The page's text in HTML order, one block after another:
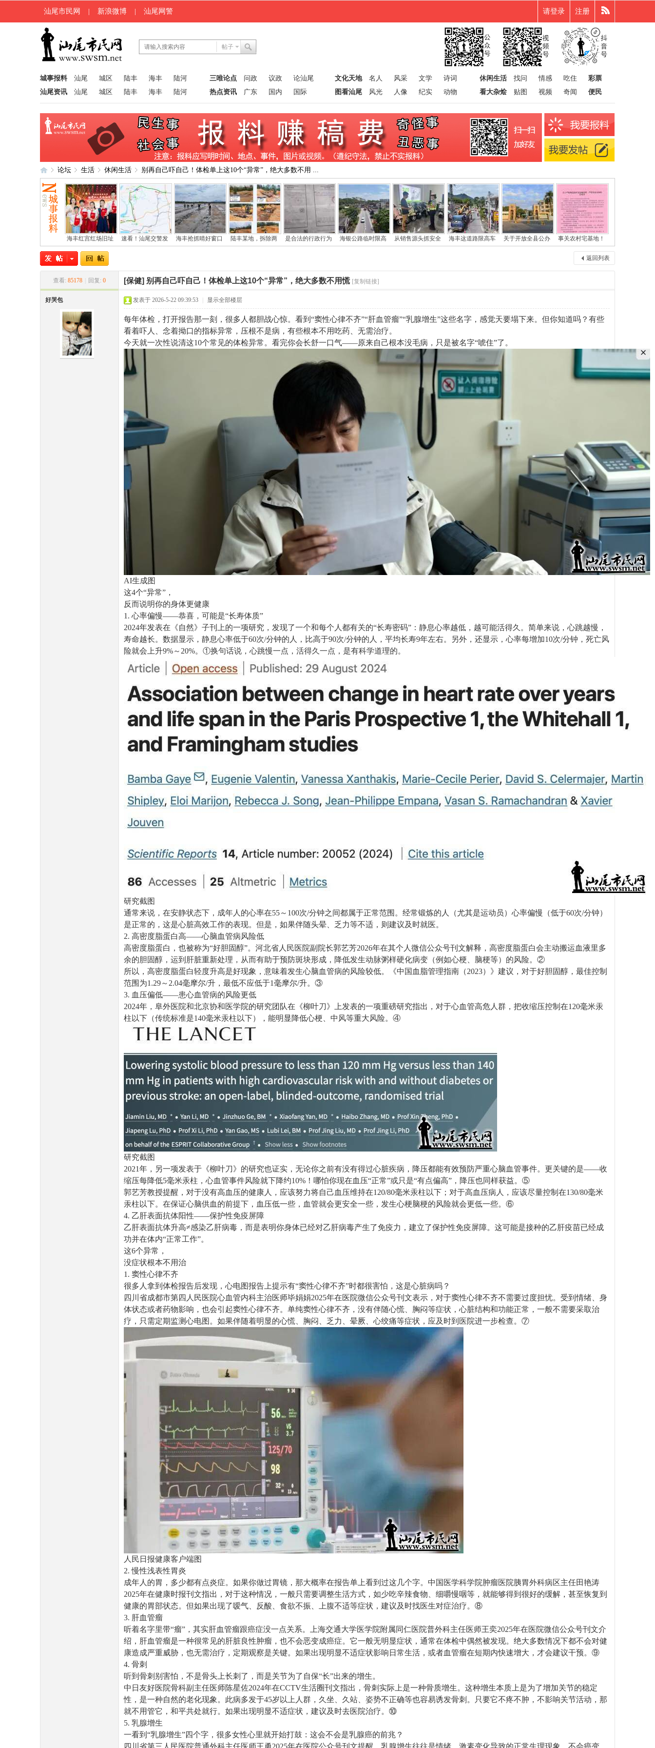
汕尾市民网 | 新浪微博 | 汕尾网警 请登录 注册
帖子
城事报料 汕尾 城区 陆丰 海丰
陆河
汕尾资讯
汕尾 城区 陆丰 海丰 陆河
三唯论点 问政 议政
论汕尾
热点资讯
广东 国内 国际
文化天地 名人 风采 文学
诗词
图看汕尾
风光 人像 纪实 动物
休闲生活 找问 情感 吃住
彩票
看大杂烩
贴图 视频 奇闻 便民
»
论坛
›
生活
›
休闲生活
›
别再自己吓自己！体检单上这10个“异常”，绝大多数不用 ...
海丰红宫红场旧址 速看！汕尾交警发 海丰抢抓晴好窗口 陆丰某地，拆除两 是合法的行政行为 海银公路临时限高 从销售源头抓安全 海丰这道路限高车 关于开放全县公办 事关农村宅基地！
返回列表
查看: 85178 回复: 0 [保健] 别再自己吓自己！体检单上这10个“异常”，绝大多数不用慌 [复制链接]
好哭包 发表于 2026-5-22 09:39:53 显示全部楼层
每年体检，打开报告那一刻，很多人都胆战心惊。看到“窦性心律不齐”“肝血管瘤”“乳腺增生”这些名字，感觉天要塌下来。但你知道吗？有些
看着吓人、念着拗口的指标异常，压根不是病，有些根本不用吃药、无需治疗。
今天就一次性说清这10个常见的体检异常。看完你会长舒一口气——原来自己根本没毛病，只是被名字“唬住”了。
AI生成图
这4个“异常”，
反而说明你的身体更健康
1. 心率偏慢——恭喜，可能是“长寿体质”
2024年发表在《自然》子刊上的一项研究，发现了一个和每个人都有关的“长寿密码”：静息心率越低，越可能活得久。简单来说，心跳越慢，
寿命越长。数据显示，静息心率低于60次/分钟的人，比高于90次/分钟的人，平均长寿9年左右。另外，还显示，心率每增加10次/分钟，死亡风
险就会上升9%～20%。①换句话说，心跳慢一点，活得久一点，是有科学道理的。
研究截图
通常来说，在安静状态下，成年人的心率在55～100次/分钟之间都属于正常范围。经常锻炼的人（尤其是运动员）心率偏慢（低于60次/分钟）
是正常的，这是心脏高效工作的表现。但是，如果伴随头晕、乏力等不适，则建议及时就医。
2. 高密度脂蛋白高——心脑血管病风险低
高密度脂蛋白，也被称为“好胆固醇”。河北省人民医院副院长郭艺芳2026年在其个人微信公众号刊文解释，高密度脂蛋白会主动搬运血液里多
余的胆固醇，运到肝脏重新处理，从而有助于预防斑块形成，降低发生动脉粥样硬化病变（例如心梗、脑梗等）的风险。②
所以，高密度脂蛋白轻度升高是好现象，意味着发生心脑血管病的风险较低。《中国血脂管理指南（2023）》建议，对于好胆固醇，最佳控制
范围为1.29～2.04毫摩尔/升，最低不应低于1毫摩尔/升。③
3. 血压偏低——患心血管病的风险更低
2024年，阜外医院和北京协和医学院的研究团队在《柳叶刀》上发表的一项重磅研究指出，对于心血管高危人群，把收缩压控制在120毫米汞
柱以下（传统标准是140毫米汞柱以下），能明显降低心梗、中风等重大风险。④
研究截图
2021年，另一项发表于《柳叶刀》的研究也证实，无论你之前有没有得过心脏疾病，降压都能有效预防严重心脑血管事件。更关键的是——收
缩压每降低5毫米汞柱，心血管事件风险就下降约10%！哪怕你现在血压“正常”或只是“有点偏高”，降压也同样获益。⑤
郭艺芳教授提醒，对于没有高血压的健康人，应该努力将自己血压维持在120/80毫米汞柱以下；对于高血压病人，应该尽量控制在130/80毫米
汞柱以下。在保证心脑供血的前提下，血压低一些，血管就会更安全一些，发生心梗脑梗的风险就会更低一些。⑥
4. 乙肝表面抗体阳性——保护性免疫屏障
乙肝表面抗体升高≠感染乙肝病毒，而是表明你身体已经对乙肝病毒产生了免疫力，建立了保护性免疫屏障。这可能是接种的乙肝疫苗已经成
功并在体内“正常工作”。
这6个异常，
没症状根本不用治
1. 窦性心律不齐
很多人拿到体检报告后发现，心电图报告上提示有“窦性心律不齐”时都很害怕，这是心脏病吗？
四川省成都市第四人民医院心血管内科主治医师毕娟娟2025年在医院微信公众号刊文表示，对于窦性心律不齐不需要过度担忧。受到情绪、身
体状态或者药物影响，也会引起窦性心律不齐。单纯窦性心律不齐，没有伴随心慌、胸闷等症状，心脏结构和功能正常，一般不需要采取治
疗，只需定期监测心电图。如果伴随着明显的心慌、胸闷、乏力、晕厥、心绞痛等症状，应及时到医院进一步检查。⑦
人民日报健康客户端图
2. 慢性浅表性胃炎
成年人的胃，多少都有点炎症。如果你做过胃镜，那大概率在报告单上看到过这几个字。中国医学科学院肿瘤医院胰胃外科病区主任田艳涛
2025年在健康时报刊文指出，对于这种情况，一般只需要调整生活方式，如少吃辛辣食物、细嚼慢咽等，就能够得到很好的缓解，甚至恢复到
健康的胃部状态。但如果出现了嗳气、反酸、食欲不振、上腹不适等症状，建议及时找医生对症治疗。⑧
3. 肝血管瘤
听着名字里带“瘤”，其实肝血管瘤跟癌症没一点关系。上海交通大学医学院附属同仁医院普外科主任医师王奕2025年在医院微信公众号刊文介
绍，肝血管瘤是一种很常见的肝脏良性肿瘤，也不会恶变成癌症。它一般无明显症状，通常在体检中偶然被发现。绝大多数情况下都不会对健
康造成严重威胁，也无需治疗，定期观察是关键。如果出现明显不适症状影响日常生活，或者血管瘤在短期内快速增大，才会建议干预。⑨
4. 骨刺
听到骨刺别害怕，不是骨头上长刺了，而是关节为了自保“长”出来的增生。
中日友好医院骨科副主任医师陈星佐2024年在CCTV生活圈刊文指出，骨刺实际上是一种骨质增生。这种增生本质上是为了增加关节的稳定
性，是一种自然的老化现象。此病多发于45岁以上人群，久坐、久站、姿势不正确等也容易诱发骨刺。只要它不疼不肿，不影响关节活动，那
就不用管它，和平共处就行。如果出现明显不适症状，建议及时去医院治疗。⑩
5. 乳腺增生
一看到“乳腺增生”四个字，很多女性心里就开始打鼓：这会不会是乳腺癌的前兆？
四川省第三人民医院普通外科主任医师王勇2025年在医院公众号刊文提醒，乳腺增生往往是情绪、激素变化导致的正常生理现象，不会癌变，